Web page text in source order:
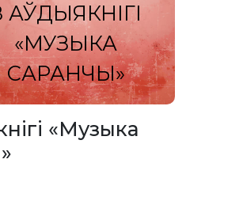
АЎДЫЯКНІГІ
«МУЗЫКА
САРАНЧЫ»
«Музыка